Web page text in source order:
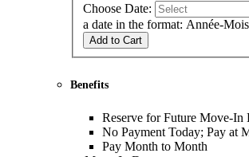
Choose Date:
a date in the format: Année-
Add to Cart
Benefits
Reserve for Future Move-In
No Payment Today; Pay at
Pay Month to Month